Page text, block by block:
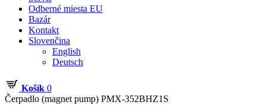
Odberné miesta EU
Bazár
Kontakt
Slovenčina
English
Deutsch
Košík 0
Čerpadlo (magnet pump) PMX-352BHZ1S